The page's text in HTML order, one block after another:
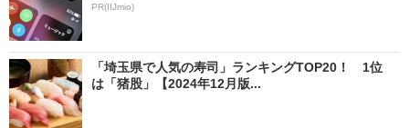
PR(IIJmio)
「埼玉県で人気の寿司」ランキングTOP20！ 1位
は「猪股」【2024年12月版...